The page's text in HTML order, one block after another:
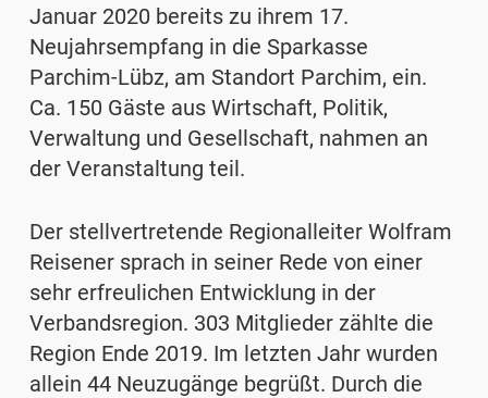
Januar 2020 bereits zu ihrem 17.
Neujahrsempfang in die Sparkasse
Parchim-Lübz, am Standort Parchim, ein.
Ca. 150 Gäste aus Wirtschaft, Politik,
Verwaltung und Gesellschaft, nahmen an
der Veranstaltung teil.
Der stellvertretende Regionalleiter Wolfram
Reisener sprach in seiner Rede von einer
sehr erfreulichen Entwicklung in der
Verbandsregion. 303 Mitglieder zählte die
Region Ende 2019. Im letzten Jahr wurden
allein 44 Neuzugänge begrüßt. Durch die